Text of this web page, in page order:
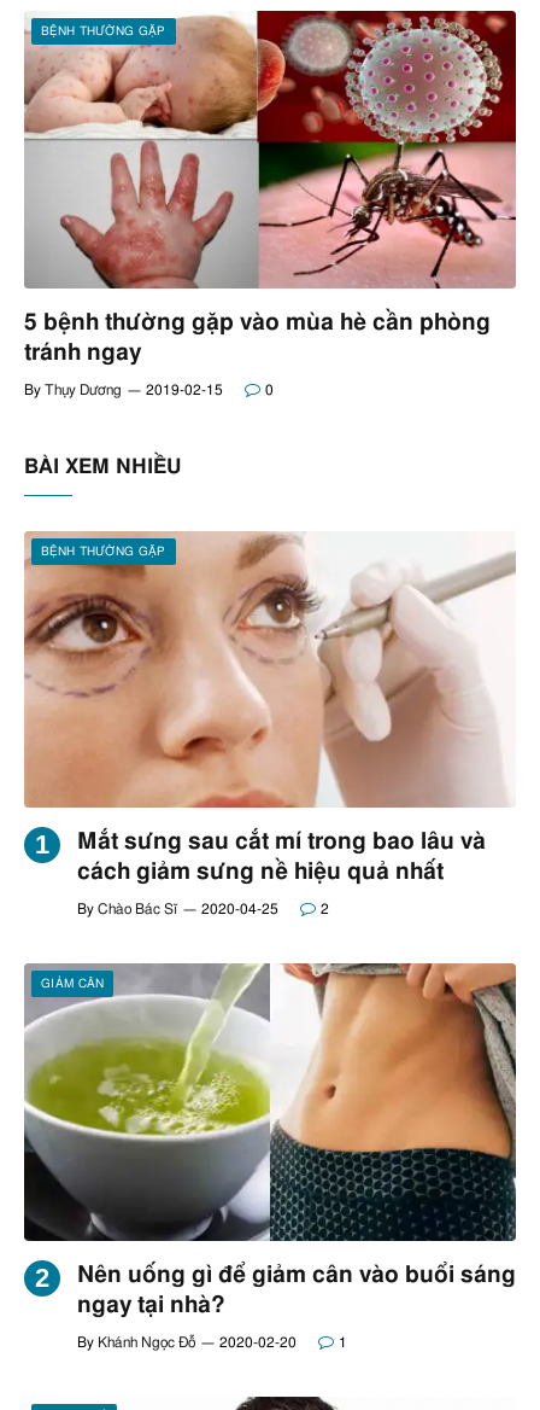
BỆNH THƯỜNG GẶP
5 bệnh thường gặp vào mùa hè cần phòng
tránh ngay
By Thụy Dương 2019-02-15 0
BÀI XEM NHIỀU
BỆNH THƯỜNG GẶP
Mắt sưng sau cắt mí trong bao lâu và
cách giảm sưng nề hiệu quả nhất
By Chào Bác Sĩ 2020-04-25 2
GIẢM CÂN
Nên uống gì để giảm cân vào buổi sáng
ngay tại nhà?
By Khánh Ngọc Đỗ 2020-02-20 1